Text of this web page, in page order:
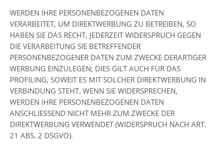
WERDEN IHRE PERSONENBEZOGENEN DATEN
VERARBEITET, UM DIREKTWERBUNG ZU BETREIBEN, SO
HABEN SIE DAS RECHT, JEDERZEIT WIDERSPRUCH GEGEN
DIE VERARBEITUNG SIE BETREFFENDER
PERSONENBEZOGENER DATEN ZUM ZWECKE DERARTIGER
WERBUNG EINZULEGEN; DIES GILT AUCH FÜR DAS
PROFILING, SOWEIT ES MIT SOLCHER DIREKTWERBUNG IN
VERBINDUNG STEHT. WENN SIE WIDERSPRECHEN,
WERDEN IHRE PERSONENBEZOGENEN DATEN
ANSCHLIESSEND NICHT MEHR ZUM ZWECKE DER
DIREKTWERBUNG VERWENDET (WIDERSPRUCH NACH ART.
21 ABS. 2 DSGVO).